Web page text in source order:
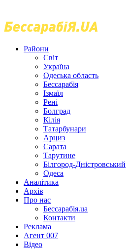
Райони
Світ
Україна
Одеська область
Бессарабія
Ізмаїл
Рені
Болград
Кілія
Татарбунари
Арциз
Сарата
Тарутине
Білгород-Дністровський
Одеса
Аналітика
Архів
Про нас
Бессарабія.ua
Контакти
Реклама
Агент 007
Відео